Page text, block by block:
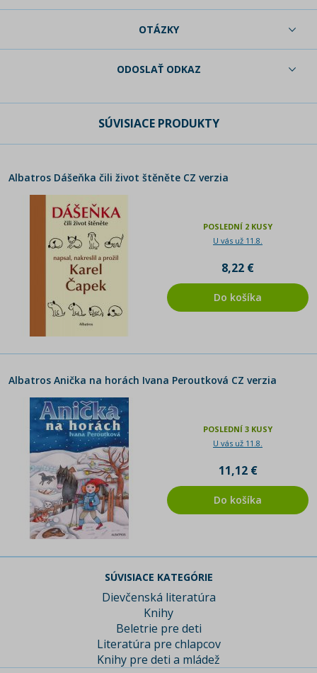
OTÁZKY
ODOSLAŤ ODKAZ
SÚVISIACE PRODUKTY
Albatros Dášeňka čili život štěněte CZ verzia
POSLEDNÍ 2 KUSY
U vás už 11.8.
8,22 €
Do košíka
Albatros Anička na horách Ivana Peroutková CZ verzia
POSLEDNÍ 3 KUSY
U vás už 11.8.
11,12 €
Do košíka
SÚVISIACE KATEGÓRIE
Dievčenská literatúra
Knihy
Beletrie pre deti
Literatúra pre chlapcov
Knihy pre deti a mládež